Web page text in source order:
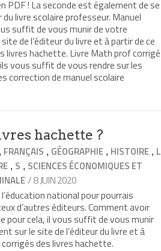
PDF ! La seconde est également de se
livre scolaire professeur. Manuel
suffit de vous munir de votre
de l’éditeur du livre et à partir de ce
livres hachette. Livre Math prof corrigé
vous suffit de vous rendre sur les
correction de manuel scolaire
hachette ?
, FRANÇAIS , GÉOGRAPHIE , HISTOIRE , L
, S , SCIENCES ÉCONOMIQUES ET
/ 8 JUIN 2020
national pour pourrais
d’autres éditeurs. Comment avoir
pour cela, il vous suffit de vous munir
sur le site de l’éditeur du livre et à
des livres hachette.